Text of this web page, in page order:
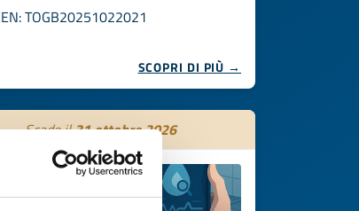
TOGB20251022021
SCOPRI DI PIÙ →
Scade il31 ottobre 2026